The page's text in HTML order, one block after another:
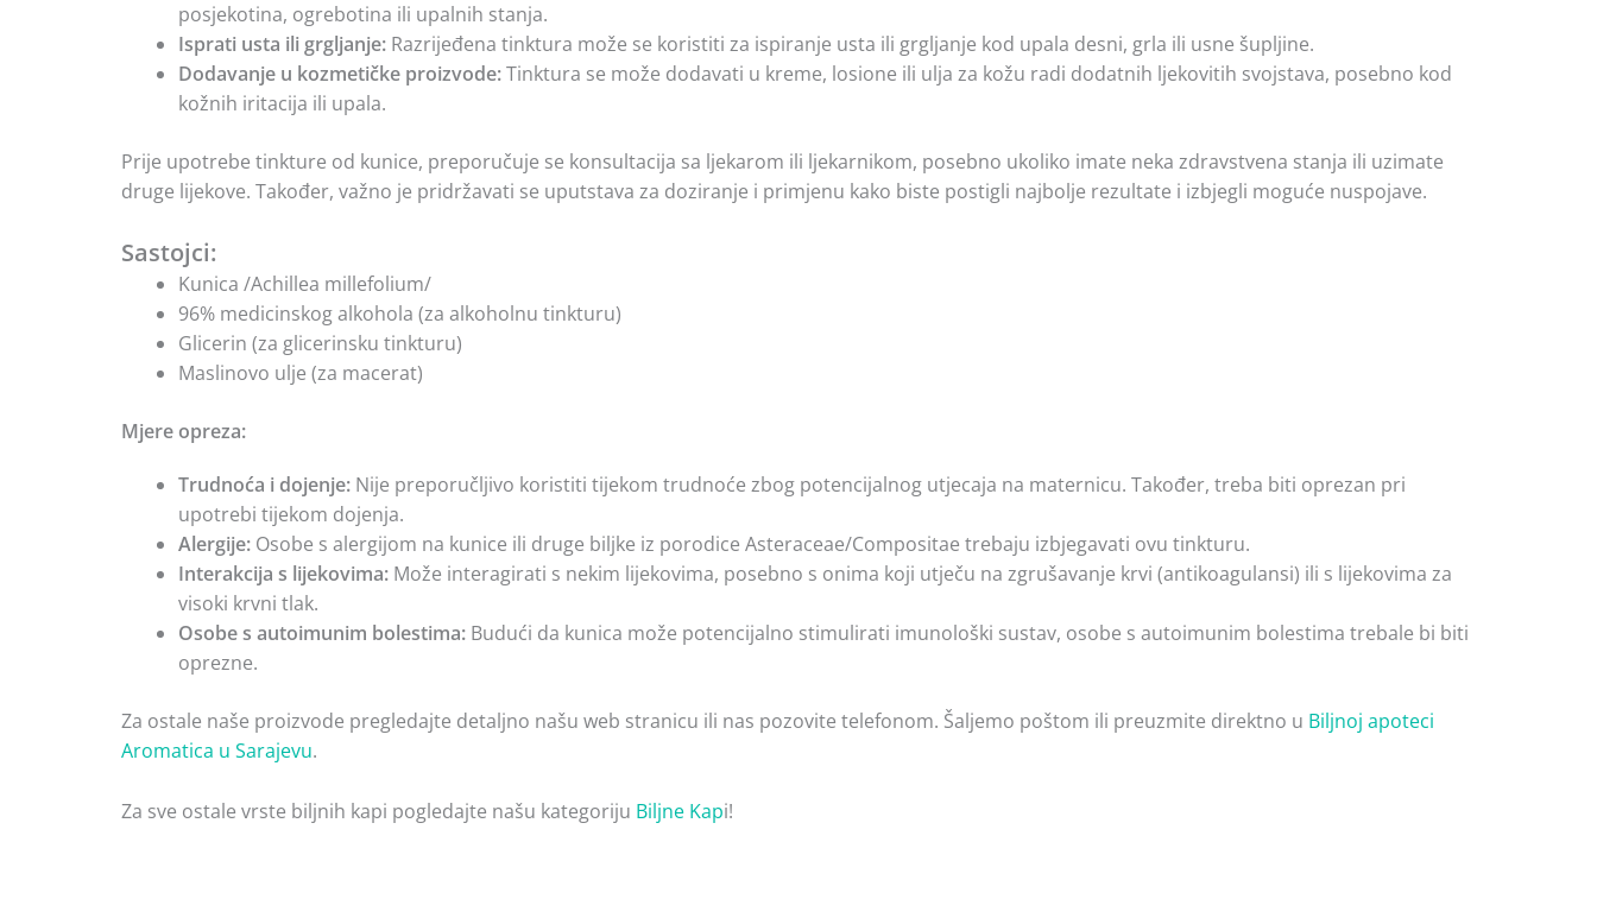
posjekotina, ogrebotina ili upalnih stanja.
Isprati usta ili grgljanje: Razrijeđena tinktura može se koristiti za ispiranje usta ili grgljanje kod upala desni, grla ili usne šupljine.
Dodavanje u kozmetičke proizvode:Tinktura se može dodavati u kreme, losione ili ulja za kožu radi dodatnih ljekovitih svojstava, posebno kod
kožnih iritacija ili upala.
Prije upotrebe tinkture od kunice, preporučuje se konsultacija sa ljekarom ili ljekarnikom, posebno ukoliko imate neka zdravstvena stanja ili uzimate
druge lijekove. Također, važno je pridržavati se uputstava za doziranje i primjenu kako biste postigli najbolje rezultate i izbjegli moguće nuspojave.
Sastojci:
Kunica /Achillea millefolium/
96% medicinskog alkohola (za alkoholnu tinkturu)
Glicerin (za glicerinsku tinkturu)
Maslinovo ulje (za macerat)
Mjere opreza:
Trudnoća i dojenje: Nije preporučljivo koristiti tijekom trudnoće zbog potencijalnog utjecaja na maternicu. Također, treba biti oprezan pri
upotrebi tijekom dojenja.
Alergije: Osobe s alergijom na kunice ili druge biljke iz porodice Asteraceae/Compositae trebaju izbjegavati ovu tinkturu.
Interakcija s lijekovima: Može interagirati s nekim lijekovima, posebno s onima koji utječu na zgrušavanje krvi (antikoagulansi) ili s lijekovima za
visoki krvni tlak.
Osobe s autoimunim bolestima: Budući da kunica može potencijalno stimulirati imunološki sustav, osobe s autoimunim bolestima trebale bi biti
oprezne.
Za ostale naše proizvode pregledajte detaljno našu web stranicu ili nas pozovite telefonom. Šaljemo poštom ili preuzmite direktno u Biljnoj apoteci
Aromatica u Sarajevu.
Za sve ostale vrste biljnih kapi pogledajte našu kategoriju Biljne Kapi!